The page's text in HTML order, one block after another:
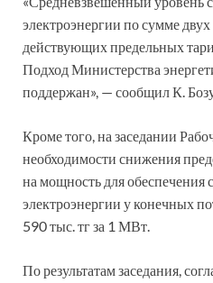
электроэнергии по сумме
действующих предельных
Подход Министерства
поддержан», — сообщил К.
Кроме того, на заседании
необходимости снижения
на мощность для обеспечения
электроэнергии у конечных
590 тыс. тг за 1 МВт.
По результатам заседания,